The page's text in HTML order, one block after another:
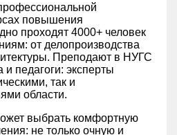
повышения
проходят 4000+ человек
от делопроизводства
Преподают в НУГС
педагоги: эксперты
так и
области.
выбрать комфортную
не только очную и